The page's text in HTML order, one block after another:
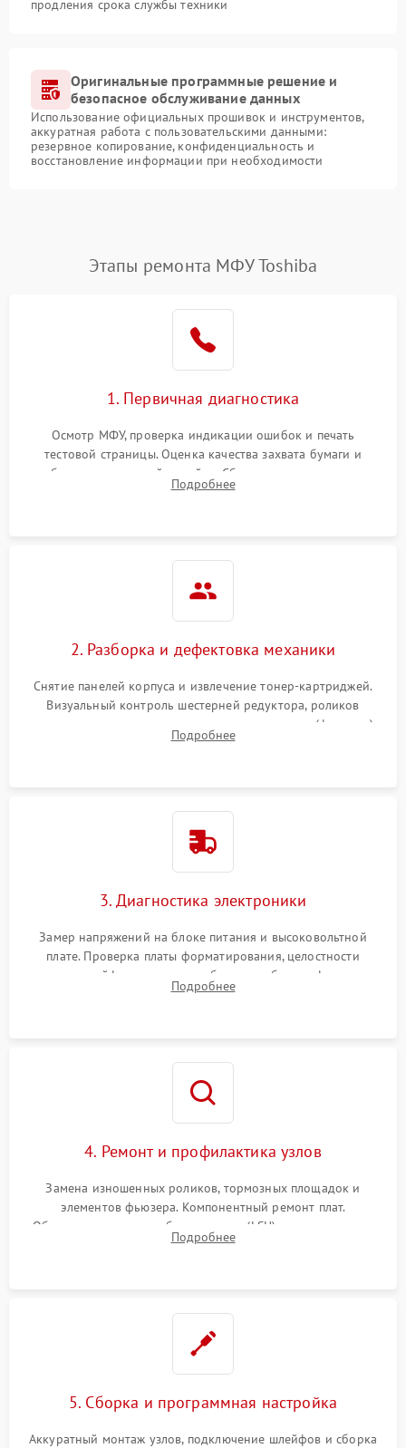
продления срока службы техники
Оригинальные программные решение и
безопасное обслуживание данных
Использование официальных прошивок и инструментов,
аккуратная работа с пользовательскими данными:
резервное копирование, конфиденциальность и
восстановление информации при необходимости
Этапы ремонта МФУ Toshiba
1. Первичная диагностика
Осмотр МФУ, проверка индикации ошибок и печать
тестовой страницы. Оценка качества захвата бумаги и
работы сканирующей линейки. Сбор данных о замятиях,
дефектах изображения или посторонних шумах при работе.
Подробнее
2. Разборка и дефектовка механики
Снятие панелей корпуса и извлечение тонер-картриджей.
Визуальный контроль шестерней редуктора, роликов
захвата, термопленки и прижимного вала в печи (фьюзере).
Проверка оптики сканера на загрязнения.
Подробнее
3. Диагностика электроники
Замер напряжений на блоке питания и высоковольтной
плате. Проверка платы форматирования, целостности
плоских шлейфов сканера и работоспособности флажков и
оптопар (датчиков прохождения бумаги).
Подробнее
4. Ремонт и профилактика узлов
Замена изношенных роликов, тормозных площадок и
элементов фьюзера. Компонентный ремонт плат.
Обязательная очистка блока лазера (LSU), зеркал и тракта
печати от просыпанного тонера и бумажной пыли.
Подробнее
5. Сборка и программная настройка
Аккуратный монтаж узлов, подключение шлейфов и сборка